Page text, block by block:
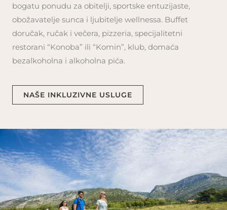
bogatu ponudu za obitelji, sportske entuzijaste,
obožavatelje sunca i ljubitelje wellnessa. Buffet
doručak, ručak i večera, pizzeria, specijalitetni
restorani “Konoba” ili “Komin”, klub, domaća
bezalkoholna i alkoholna pića.
NAŠE INKLUZIVNE USLUGE